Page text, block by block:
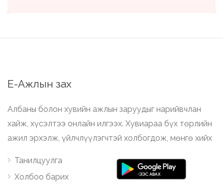
Е-Ажлын зах
Албаны болон хувийн ажлын заруудыг нарийвчлан
хайж, хүсэлтээ онлайн илгээх. Хувиараа бүх төрлийн
ажил эрхэлж, үйлчлүүлэгчтэй холбогдож, мөнгө хийх
Танилцуулга
Холбоо барих